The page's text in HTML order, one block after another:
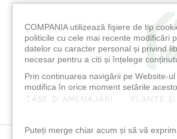
CASE ȘI AMENAJĂRI PLANTE
COMPANIA utilizează fişiere de tip
politicile cu cele mai recente modificări
datelor cu caracter personal și privind
necesar pentru a citi și înțelege
Prin continuarea navigării pe Website-
modifica în orice moment setările
Puteți merge chiar acum și să vă